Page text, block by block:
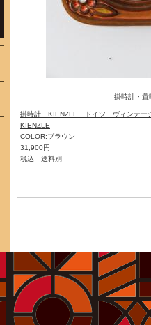
掛時計・置
掛時計 KIENZLE ドイツ ヴィンテー
KIENZLE
COLOR:ブラウン
31,900円
税込 送料別